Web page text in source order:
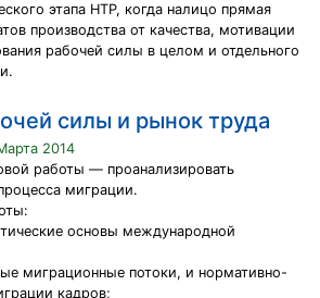
этапа НТР, когда налицо прямая
производства от качества, мотивации
рабочей силы в целом и отдельного
силы и рынок труда
2014
работы — проанализировать
миграции.
основы международной
миграционные потоки, и нормативно-
кадров;